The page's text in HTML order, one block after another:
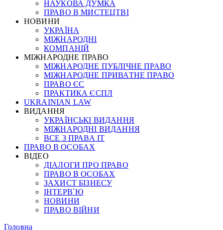
НАУКОВА ДУМКА
ПРАВО В МИСТЕЦТВІ
НОВИНИ
УКРАЇНА
МІЖНАРОДНІ
КОМПАНІЙ
МІЖНАРОДНЕ ПРАВО
МІЖНАРОДНЕ ПУБЛІЧНЕ ПРАВО
МІЖНАРОДНЕ ПРИВАТНЕ ПРАВО
ПРАВО ЄС
ПРАКТИКА ЄСПЛ
UKRAINIAN LAW
ВИДАННЯ
УКРАЇНСЬКІ ВИДАННЯ
МІЖНАРОДНІ ВИДАННЯ
ВСЕ З ПРАВА ІТ
ПРАВО В ОСОБАХ
ВІДЕО
ДІАЛОГИ ПРО ПРАВО
ПРАВО В ОСОБАХ
ЗАХИСТ БІЗНЕСУ
ІНТЕРВ`Ю
НОВИНИ
ПРАВО ВІЙНИ
Головна